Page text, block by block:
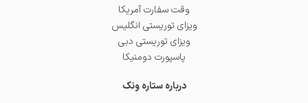
وقت سفارت آمریکا
ویزای توریستی انگلیس
ویزای توریستی دبی
پاسپورت دومنیکا
درباره ستاره ونک